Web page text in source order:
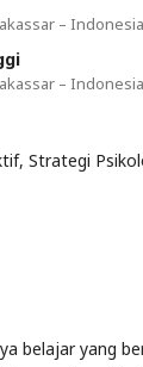
– Indonesia
– Indonesia
Strategi
belajar yang